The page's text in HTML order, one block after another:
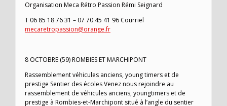
Organisation Meca Rétro Passion Rémi Seignard
T 06 85 18 76 31 – 07 70 45 41 96 Courriel
mecaretropassion@orange.fr
8 OCTOBRE (59) ROMBIES ET MARCHIPONT
Rassemblement véhicules anciens, young timers et de
prestige Sentier des écoles Venez nous rejoindre au
rassemblement de véhicules anciens, youngtimers et de
prestige à Rombies-et-Marchipont situé à l’angle du sentier